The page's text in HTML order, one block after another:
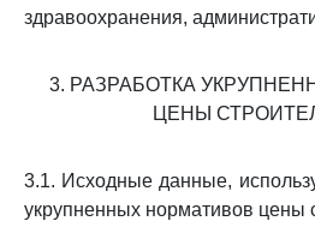
здравоохранения,
3. РАЗРАБОТКА
ЦЕНЫ
3.1. Исходные данные,
укрупненных нормативов цены